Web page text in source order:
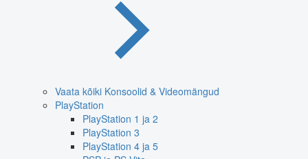
Vaata kõiki Konsoolid & Videomängud
PlayStation
PlayStation 1 ja 2
PlayStation 3
PlayStation 4 ja 5